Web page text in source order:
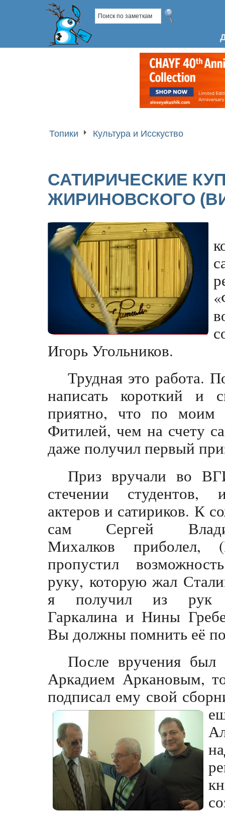
Топики Культура и Исскуство
САТИРИЧЕСКИЕ
ЖИРИНОВСКОГО
Игорь Угольников.
Трудная это работа.
написать короткий и
приятно, что по моим
Фитилей, чем на счету
даже получил первый
Приз вручали во
стечении студентов,
актеров и сатириков. К
сам Сергей
Михалков приболел,
пропустил
руку, которую жал
я получил из рук
Гаркалина и Нины
Вы должны помнить её
После вручения
Аркадием Аркановым,
подписал ему свой